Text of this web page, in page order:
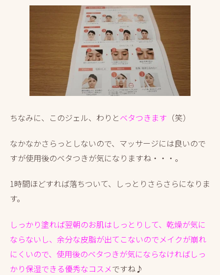
ちなみに、このジェル、わりとベタつきます （笑）
なかなかさらっとしないので、マッサージには良いので
すが使用後のベタつきが気になりますね・・・。
1時間ほどすれば落ちついて、しっとりさらさらになりま
す。
しっかり塗れば翌朝のお肌はしっとりして、乾燥が気に
ならないし、余分な皮脂が出てこないのでメイクが崩れ
にくいので、使用後のベタつきが気にならなければしっ
かり保湿できる優秀なコスメですね♪